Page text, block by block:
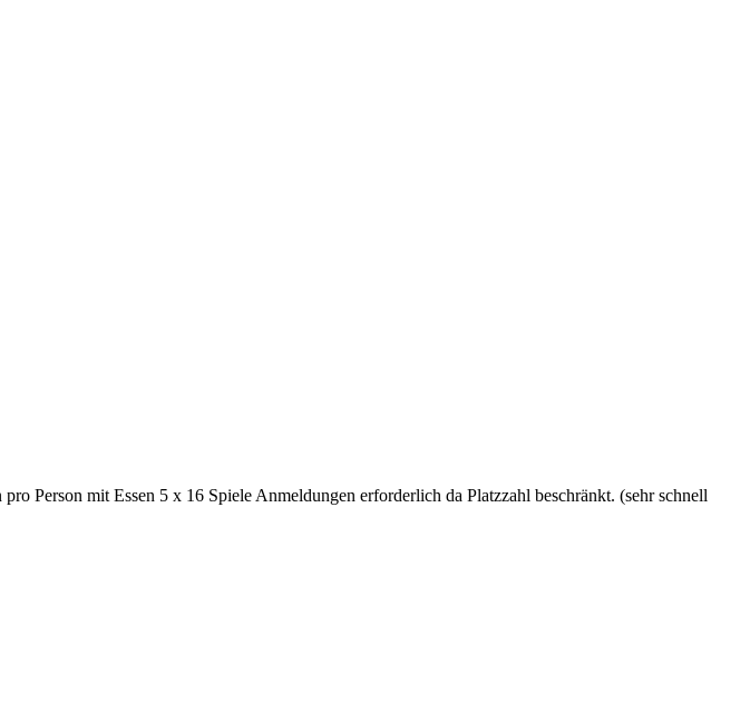
Person mit Essen 5 x 16 Spiele Anmeldungen erforderlich da Platzzahl beschränkt. (sehr schnell